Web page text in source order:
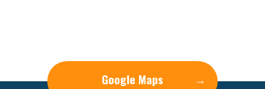
Google Maps →